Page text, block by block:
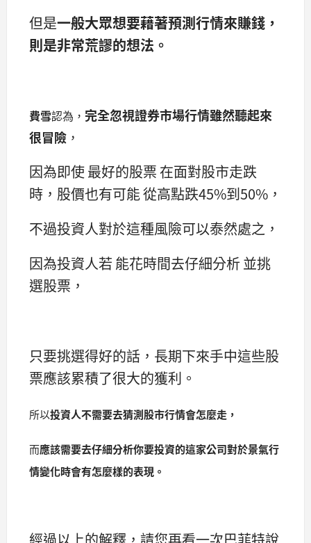
但是一般大眾想要藉著預測行情來賺錢，
則是非常荒謬的想法。
費雪認為， 完全忽視證券市場行情雖然聽起來
很冒險 ，
因為即使 最好的股票 在面對股市走跌
時，股價也有可能 從高點跌45%到50%，
不過投資人對於這種風險可以泰然處之，
因為投資人若 能花時間去仔細分析 並挑
選股票，
只要挑選得好的話，長期下來手中這些股
票應該累積了很大的獲利。
所以投資人不需要去猜測股市行情會怎麼走，
而應該需要去仔細分析你要投資的這家公司對於景氣行
情變化時會有怎麼樣的表現。